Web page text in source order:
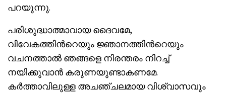
പറയുന്നു.
പരിശുദ്ധാത്മാവായ ദൈവമേ,
വിവേകത്തിന്‍റെയും ജ്ഞാനത്തിന്‍റെയും
വചനത്താല്‍ ഞങ്ങളെ നിരന്തരം നിറച്ച്
നയിക്കുവാന്‍ കരുണയുണ്ടാകണമേ.
കര്‍ത്താവിലുള്ള അചഞ്ചലമായ വിശ്വാസവും